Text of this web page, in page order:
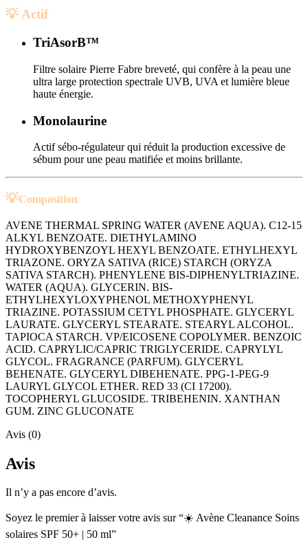
💡 Actif
TriAsorB™
Filtre solaire Pierre Fabre breveté, qui confère à la peau une
ultra large protection spectrale UVB, UVA et lumière bleue
haute énergie.
Monolaurine
Actif sébo-régulateur qui réduit la production excessive de
sébum pour une peau matifiée et moins brillante.
💡Composition
AVENE THERMAL SPRING WATER (AVENE AQUA). C12-15
ALKYL BENZOATE. DIETHYLAMINO
HYDROXYBENZOYL HEXYL BENZOATE. ETHYLHEXYL
TRIAZONE. ORYZA SATIVA (RICE) STARCH (ORYZA
SATIVA STARCH). PHENYLENE BIS-DIPHENYLTRIAZINE.
WATER (AQUA). GLYCERIN. BIS-
ETHYLHEXYLOXYPHENOL METHOXYPHENYL
TRIAZINE. POTASSIUM CETYL PHOSPHATE. GLYCERYL
LAURATE. GLYCERYL STEARATE. STEARYL ALCOHOL.
TAPIOCA STARCH. VP/EICOSENE COPOLYMER. BENZOIC
ACID. CAPRYLIC/CAPRIC TRIGLYCERIDE. CAPRYLYL
GLYCOL. FRAGRANCE (PARFUM). GLYCERYL
BEHENATE. GLYCERYL DIBEHENATE. PPG-1-PEG-9
LAURYL GLYCOL ETHER. RED 33 (CI 17200).
TOCOPHERYL GLUCOSIDE. TRIBEHENIN. XANTHAN
GUM. ZINC GLUCONATE
Avis (0)
Avis
Il n’y a pas encore d’avis.
Soyez le premier à laisser votre avis sur “☀️ Avène Cleanance Soins
solaires SPF 50+ | 50 ml”